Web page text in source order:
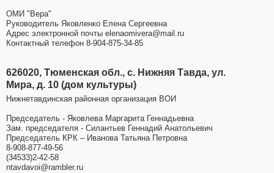
ОМИ "Вера"
Руководитель Яковленко Елена Сергеевна
Адрес электронной почты elenaomivera@mail.ru
Контактный телефон 8-904-875-34-85
626020, Тюменская обл., с. Нижняя Тавда, ул.
Мира, д. 10 (дом культуры)
Нижнетавдинская районная организация ВОИ
Председатель - Яковлева Маргарита Геннадьевна
Зам. председателя - Силантьев Геннадий Анатольевич
Председатель КРК – Иванова Татьяна Петровна
8-908-877-49-56
(34533)2-42-58
ntavdavoi@rambler.ru